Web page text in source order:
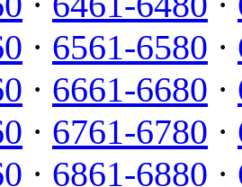
· 6561-6580 ·
· 6661-6680 ·
· 6761-6780 ·
· 6861-6880 ·